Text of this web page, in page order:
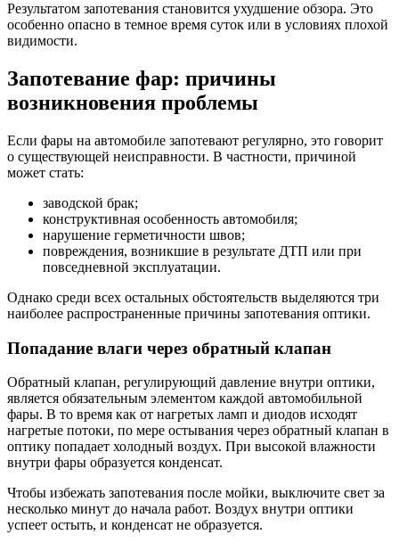
Результатом запотевания становится ухудшение обзора. Это
особенно опасно в темное время суток или в условиях плохой
видимости.
Запотевание фар: причины
возникновения проблемы
Если фары на автомобиле запотевают регулярно, это говорит
о существующей неисправности. В частности, причиной
может стать:
заводской брак;
конструктивная особенность автомобиля;
нарушение герметичности швов;
повреждения, возникшие в результате ДТП или при
повседневной эксплуатации.
Однако среди всех остальных обстоятельств выделяются три
наиболее распространенные причины запотевания оптики.
Попадание влаги через обратный клапан
Обратный клапан, регулирующий давление внутри оптики,
является обязательным элементом каждой автомобильной
фары. В то время как от нагретых ламп и диодов исходят
нагретые потоки, по мере остывания через обратный клапан в
оптику попадает холодный воздух. При высокой влажности
внутри фары образуется конденсат.
Чтобы избежать запотевания после мойки, выключите свет за
несколько минут до начала работ. Воздух внутри оптики
успеет остыть, и конденсат не образуется.